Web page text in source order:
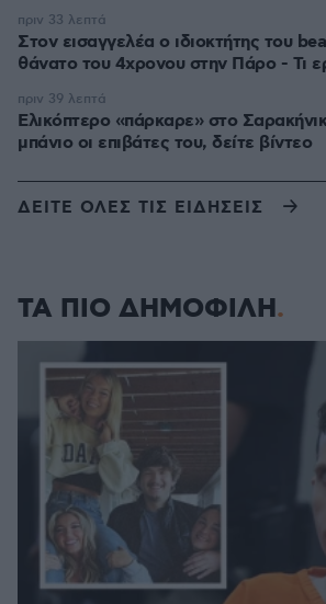
Στον εισαγγελέα ο ιδιοκτήτης του
θάνατο του 4χρονου στην Πάρο - Τι
πριν 33 λεπτά
Ελικόπτερο «πάρκαρε» στο
μπάνιο οι επιβάτες του, δείτε βίντεο
πριν 39 λεπτά
ΔΕΙΤΕ ΟΛΕΣ ΤΙΣ ΕΙΔΗΣΕΙΣ
ΤΑ ΠΙΟ ΔΗΜΟΦΙΛΗ